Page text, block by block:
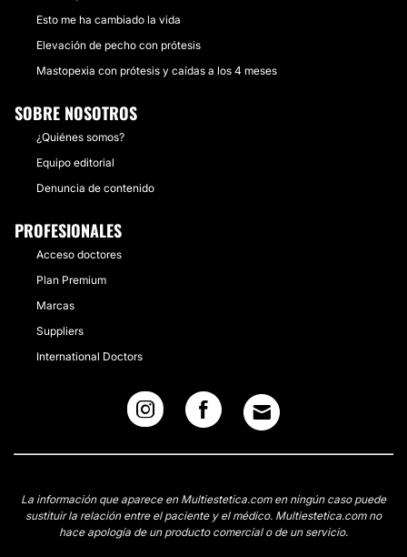
Esto me ha cambiado la vida
Elevación de pecho con prótesis
Mastopexia con prótesis y caídas a los 4 meses
SOBRE NOSOTROS
¿Quiénes somos?
Equipo editorial
Denuncia de contenido
PROFESIONALES
Acceso doctores
Plan Premium
Marcas
Suppliers
International Doctors
La información que aparece en Multiestetica.com en ningún caso puede
sustituir la relación entre el paciente y el médico. Multiestetica.com no
hace apología de un producto comercial o de un servicio.